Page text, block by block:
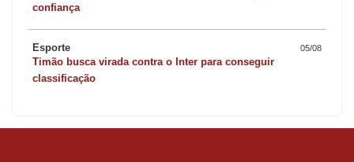
confiança
Esporte 05/08
Timão busca virada contra o Inter para conseguir
classificação